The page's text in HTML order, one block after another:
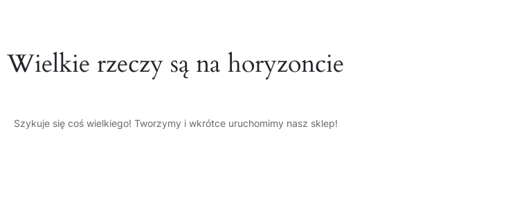
Wielkie rzeczy są na horyzoncie
Szykuje się coś wielkiego! Tworzymy i wkrótce uruchomimy nasz sklep!